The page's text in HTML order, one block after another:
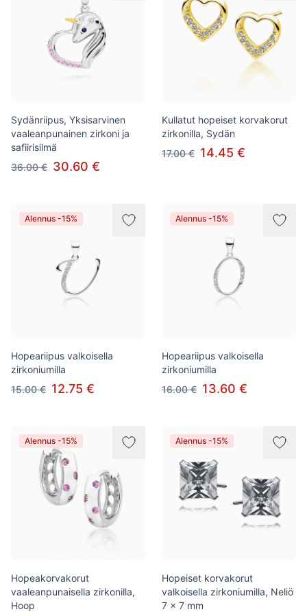
Sydänriipus, Yksisarvinen
vaaleanpunainen zirkoni ja
safiirisilmä
36.00 € 30.60 €
Kullatut hopeiset korvakorut
zirkonilla, Sydän
17.00 € 14.45 €
Alennus -15%
Hopeariipus valkoisella
zirkoniumilla
15.00 € 12.75 €
Alennus -15%
Hopeariipus valkoisella
zirkoniumilla
16.00 € 13.60 €
Alennus -15%
Hopeakorvakorut
vaaleanpunaisella zirkonilla,
Hoop
Alennus -15%
Hopeiset korvakorut
valkoisella zirkoniumilla, Neliö
7 x 7 mm